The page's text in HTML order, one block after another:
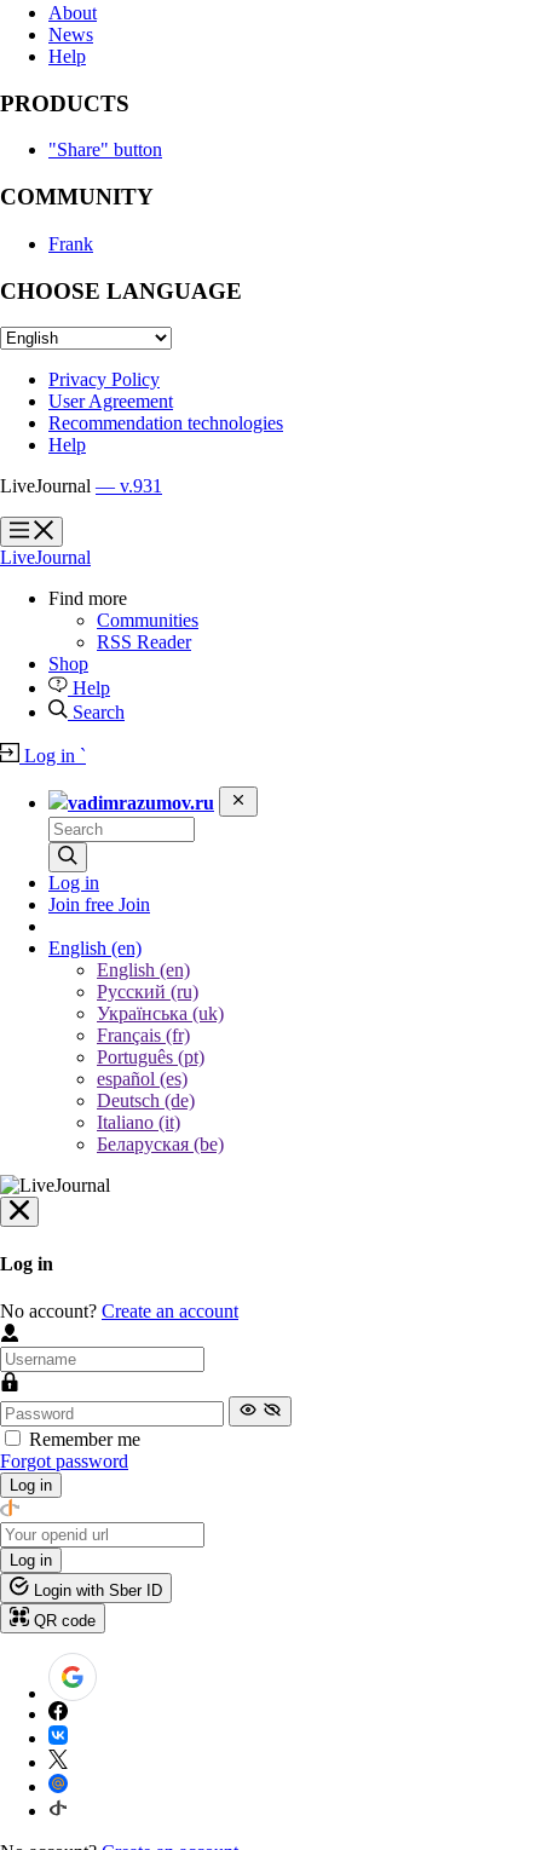
About
News
Help
PRODUCTS
"Share" button
COMMUNITY
Frank
CHOOSE LANGUAGE
Privacy Policy
User Agreement
Recommendation technologies
Help
LiveJournal — v.931
?
?
LiveJournal
Find more
Communities
RSS Reader
Shop
Help
Search
Log in `
vadimrazumov.ru
Log in
Join free Join
English (en)
English (en)
Русский (ru)
Українська (uk)
Français (fr)
Português (pt)
español (es)
Deutsch (de)
Italiano (it)
Беларуская (be)
Log in
No account? Create an account
Remember me
Forgot password
Log in
Log in
Login with Sber ID
QR code